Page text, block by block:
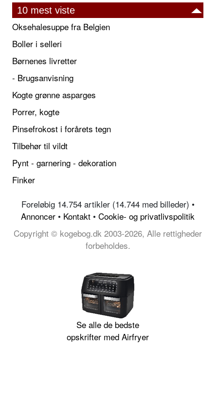
10 mest viste
Oksehalesuppe fra Belgien
Boller i selleri
Børnenes livretter
- Brugsanvisning
Kogte grønne asparges
Porrer, kogte
Pinsefrokost i forårets tegn
Tilbehør til vildt
Pynt - garnering - dekoration
Finker
Foreløbig 14.754 artikler (14.744 med billeder) •
Annoncer • Kontakt • Cookie- og privatlivspolitik
Copyright © kogebog.dk 2003-2026, Alle rettigheder
forbeholdes.
Se alle de bedste
opskrifter med Airfryer